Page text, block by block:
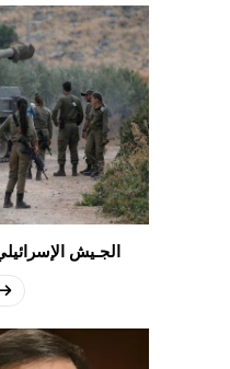
الجـيش